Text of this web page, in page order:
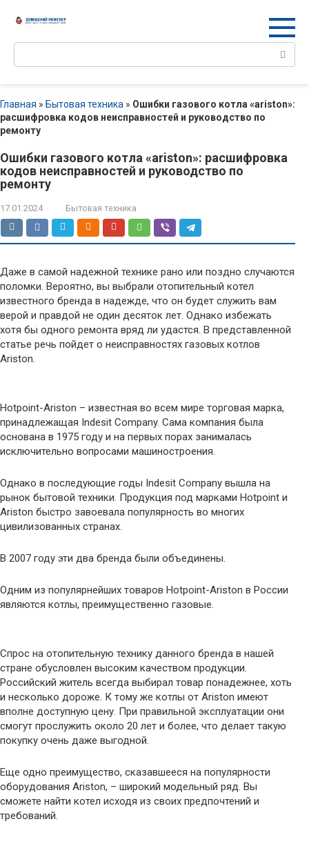
Поиск:
Главная » Бытовая техника » Ошибки газового котла «ariston»:
расшифровка кодов неисправностей и руководство по
ремонту
Ошибки газового котла «ariston»: расшифровка
кодов неисправностей и руководство по
ремонту
17.01.2024 Бытовая техника
Даже в самой надежной технике рано или поздно случаются
поломки. Вероятно, вы выбрали отопительный котел
известного бренда в надежде, что он будет служить вам
верой и правдой не один десяток лет. Однако избежать
хотя бы одного ремонта вряд ли удастся. В представленной
статье речь пойдет о неисправностях газовых котлов
Ariston.
Hotpoint-Ariston – известная во всем мире торговая марка,
принадлежащая Indesit Company. Сама компания была
основана в 1975 году и на первых порах занималась
исключительно вопросами машиностроения.
Однако в последующие годы Indesit Company вышла на
рынок бытовой техники. Продукция под марками Hotpoint и
Ariston быстро завоевала популярность во многих
цивилизованных странах.
В 2007 году эти два бренда были объединены.
Одним из популярнейших товаров Hotpoint-Ariston в России
являются котлы, преимущественно газовые.
Спрос на отопительную технику данного бренда в нашей
стране обусловлен высоким качеством продукции.
Российский житель всегда выбирал товар понадежнее, хоть
и несколько дороже. К тому же котлы от Ariston имеют
вполне доступную цену. При правильной эксплуатации они
смогут прослужить около 20 лет и более, что делает такую
покупку очень даже выгодной.
Еще одно преимущество, сказавшееся на популярности
оборудования Ariston, – широкий модельный ряд. Вы
сможете найти котел исходя из своих предпочтений и
требований.